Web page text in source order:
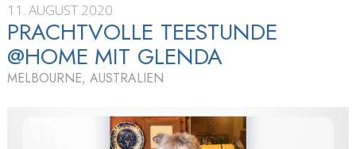
11. AUGUST 2020
PRACHTVOLLE TEESTUNDE
@HOME MIT GLENDA
MELBOURNE, AUSTRALIEN